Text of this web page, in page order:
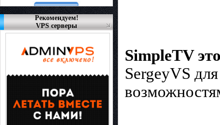
Рекомендуем!
VPS серверы
SimpleTV
SergeyVS